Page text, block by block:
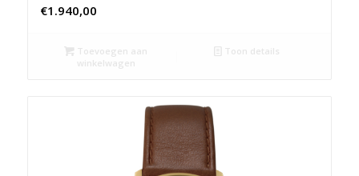
€1.940,00
Toevoegen aan
winkelwagen
Toon details